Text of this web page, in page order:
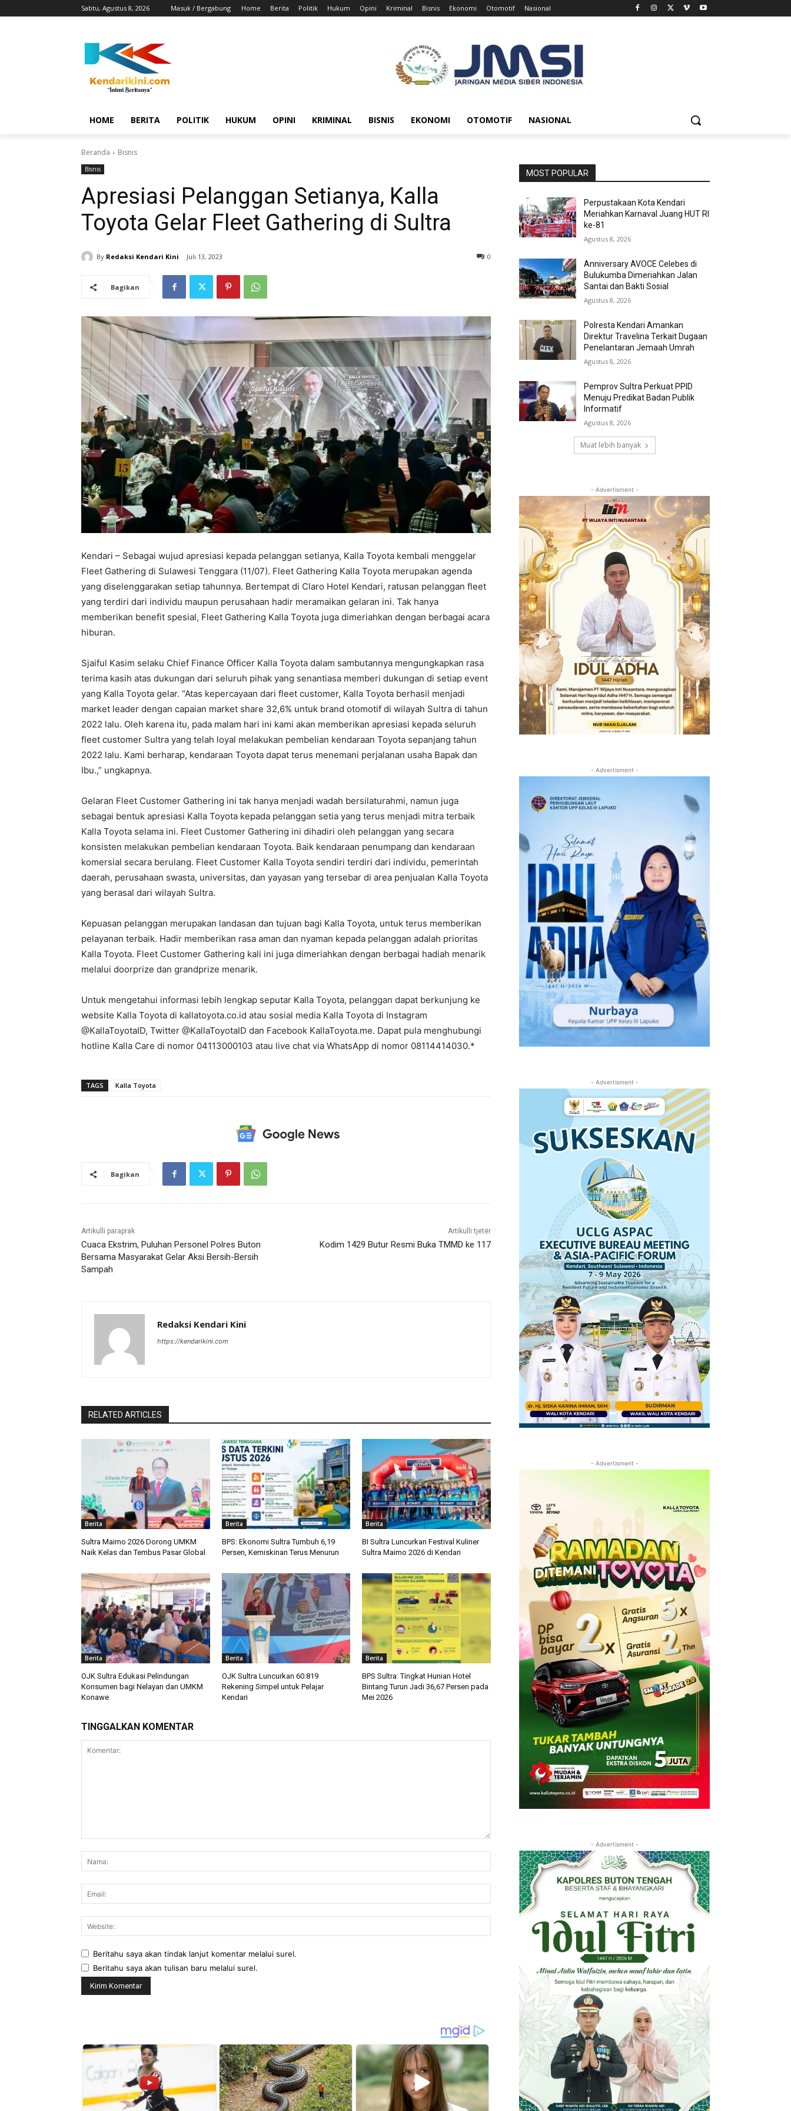
Sabtu, Agustus 8, 2026 Masuk / Bergabung Home Berita Politik Hukum Opini Kriminal Bisnis Ekonomi Otomotif Nasional
HOME BERITA POLITIK HUKUM OPINI KRIMINAL BISNIS EKONOMI OTOMOTIF NASIONAL
Beranda Bisnis
Bisnis
Apresiasi Pelanggan Setianya, Kalla
Toyota Gelar Fleet Gathering di Sultra
By Redaksi Kendari Kini Juli 13, 2023 0
Bagikan
Kendari – Sebagai wujud apresiasi kepada pelanggan setianya, Kalla Toyota kembali menggelar
Fleet Gathering di Sulawesi Tenggara (11/07). Fleet Gathering Kalla Toyota merupakan agenda
yang diselenggarakan setiap tahunnya. Bertempat di Claro Hotel Kendari, ratusan pelanggan fleet
yang terdiri dari individu maupun perusahaan hadir meramaikan gelaran ini. Tak hanya
memberikan benefit spesial, Fleet Gathering Kalla Toyota juga dimeriahkan dengan berbagai acara
hiburan.
Sjaiful Kasim selaku Chief Finance Officer Kalla Toyota dalam sambutannya mengungkapkan rasa
terima kasih atas dukungan dari seluruh pihak yang senantiasa memberi dukungan di setiap event
yang Kalla Toyota gelar. “Atas kepercayaan dari fleet customer, Kalla Toyota berhasil menjadi
market leader dengan capaian market share 32,6% untuk brand otomotif di wilayah Sultra di tahun
2022 lalu. Oleh karena itu, pada malam hari ini kami akan memberikan apresiasi kepada seluruh
fleet customer Sultra yang telah loyal melakukan pembelian kendaraan Toyota sepanjang tahun
2022 lalu. Kami berharap, kendaraan Toyota dapat terus menemani perjalanan usaha Bapak dan
Ibu.,” ungkapnya.
Gelaran Fleet Customer Gathering ini tak hanya menjadi wadah bersilaturahmi, namun juga
sebagai bentuk apresiasi Kalla Toyota kepada pelanggan setia yang terus menjadi mitra terbaik
Kalla Toyota selama ini. Fleet Customer Gathering ini dihadiri oleh pelanggan yang secara
konsisten melakukan pembelian kendaraan Toyota. Baik kendaraan penumpang dan kendaraan
komersial secara berulang. Fleet Customer Kalla Toyota sendiri terdiri dari individu, pemerintah
daerah, perusahaan swasta, universitas, dan yayasan yang tersebar di area penjualan Kalla Toyota
yang berasal dari wilayah Sultra.
Kepuasan pelanggan merupakan landasan dan tujuan bagi Kalla Toyota, untuk terus memberikan
pelayanan terbaik. Hadir memberikan rasa aman dan nyaman kepada pelanggan adalah prioritas
Kalla Toyota. Fleet Customer Gathering kali ini juga dimeriahkan dengan berbagai hadiah menarik
melalui doorprize dan grandprize menarik.
Untuk mengetahui informasi lebih lengkap seputar Kalla Toyota, pelanggan dapat berkunjung ke
website Kalla Toyota di kallatoyota.co.id atau sosial media Kalla Toyota di Instagram
@KallaToyotaID, Twitter @KallaToyotaID dan Facebook KallaToyota.me. Dapat pula menghubungi
hotline Kalla Care di nomor 04113000103 atau live chat via WhatsApp di nomor 08114414030.*
TAGS Kalla Toyota
Bagikan
Artikulli paraprak
Cuaca Ekstrim, Puluhan Personel Polres Buton
Bersama Masyarakat Gelar Aksi Bersih-Bersih
Sampah
Artikulli tjetër
Kodim 1429 Butur Resmi Buka TMMD ke 117
Redaksi Kendari Kini
https://kendarikini.com
RELATED ARTICLES
Berita
Sultra Maimo 2026 Dorong UMKM
Naik Kelas dan Tembus Pasar Global
Berita
BPS: Ekonomi Sultra Tumbuh 6,19
Persen, Kemiskinan Terus Menurun
Berita
BI Sultra Luncurkan Festival Kuliner
Sultra Maimo 2026 di Kendari
Berita
OJK Sultra Edukasi Pelindungan
Konsumen bagi Nelayan dan UMKM
Konawe
Berita
OJK Sultra Luncurkan 60.819
Rekening Simpel untuk Pelajar
Kendari
Berita
BPS Sultra: Tingkat Hunian Hotel
Bintang Turun Jadi 36,67 Persen pada
Mei 2026
TINGGALKAN KOMENTAR
Beritahu saya akan tindak lanjut komentar melalui surel.
Beritahu saya akan tulisan baru melalui surel.
MOST POPULAR
Perpustakaan Kota Kendari
Meriahkan Karnaval Juang HUT RI
ke-81
Agustus 8, 2026
Anniversary AVOCE Celebes di
Bulukumba Dimeriahkan Jalan
Santai dan Bakti Sosial
Agustus 8, 2026
Polresta Kendari Amankan
Direktur Travelina Terkait Dugaan
Penelantaran Jemaah Umrah
Agustus 8, 2026
Pemprov Sultra Perkuat PPID
Menuju Predikat Badan Publik
Informatif
Agustus 8, 2026
Muat lebih banyak
- Advertisment -
- Advertisment -
- Advertisment -
- Advertisment -
- Advertisment -